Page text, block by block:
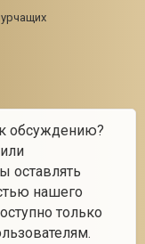
обсуждению?
оставлять
нашего
только